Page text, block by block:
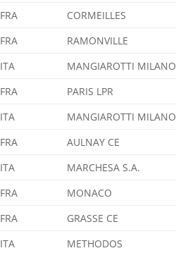
FRA
CORMEILLES
FRA
RAMONVILLE
ITA
MANGIAROTTI MILANO
FRA
PARIS LPR
ITA
MANGIAROTTI MILANO
FRA
AULNAY CE
ITA
MARCHESA S.A.
FRA
MONACO
FRA
GRASSE CE
ITA
METHODOS